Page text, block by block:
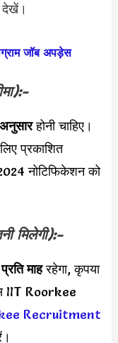
जॉब अपड़ेस
होनी चाहिए।
प्रकाशित
नोटिफिकेशन को
मिलेगी):-
माहरहेगा, कृपया
IIT Roorkee
Recruitment